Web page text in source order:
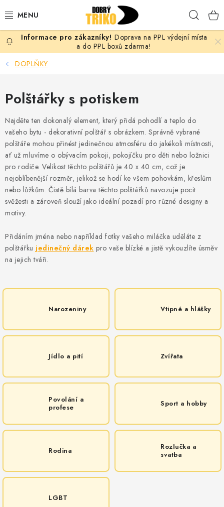
na
PRO ŽENY
PRO MUŽE
PRO DĚTI
DOPLŇKY
PRO PÁRY
VLASTNÍ MOTIV
TRIČKA
OKAMŽITĚ K ODBĚRU
MÁM SRDCE POMÁHÁM
VÁNOCE
PROVIZNÍ SYSTÉM
O nás Časté otázky
Doprava a platba
Obchodní podmínky
Kontakty
Doprava na PPL výdejní místa
a do PPL boxů zdarma!
DOPLŇKY
Polštářky s potiskem
Najděte ten dokonalý element, který přidá pohodlí a teplo do
vašeho bytu - dekorativní polštář s obrázkem. Správně vybrané
polštáře mohou přinést jedinečnou atmosféru do jakékoli místnosti,
ať už mluvíme o obývacím pokoji, pokojíčku pro děti nebo ložnici
pro rodiče. Velikost těchto polštářů je 40 x 40 cm, což je
nejoblíbenější rozměr, jelikož se hodí ke všem pohovkám, křeslům
nebo lůžkům. Čistě bílá barva těchto polštářků navozuje pocit
svěžesti a zároveň slouží jako ideální pozadí pro různé designy a
motivy.
Přidáním jména nebo například fotky vašeho miláčka uděláte z
polštářku jedinečný dárek pro vaše blízké a jistě vykouzlíte úsměv
na jejich tváři.
Narozeniny Vtipné a hlášky
Jídlo a pití Zvířata
Povolání a
profese
Sport a hobby
Rodina
Rozlučka a
svatba
LGBT